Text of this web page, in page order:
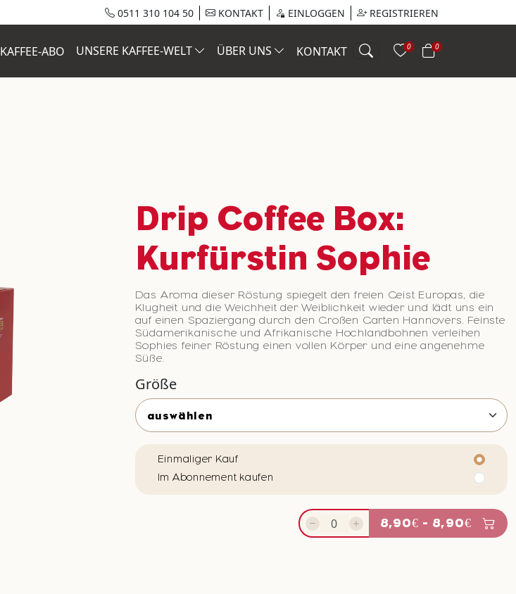
0511 310 104 50 KONTAKT EINLOGGEN REGISTRIEREN
KAFFEE-ABO UNSERE KAFFEE-WELT ÜBER UNS KONTAKT 0 0
Drip Coffee Box:
Kurfürstin Sophie
Das Aroma dieser Röstung spiegelt den freien Geist Europas, die
Klugheit und die Weichheit der Weiblichkeit wieder und lädt uns ein
auf einen Spaziergang durch den Großen Garten Hannovers. Feinste
Südamerikanische und Afrikanische Hochlandbohnen verleihen
Sophies feiner Röstung einen vollen Körper und eine angenehme
Süße.
Größe
Einmaliger Kauf
Im Abonnement kaufen
8,90€ - 8,90€